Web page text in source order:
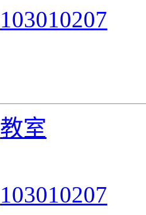
103010207
教室
103010207